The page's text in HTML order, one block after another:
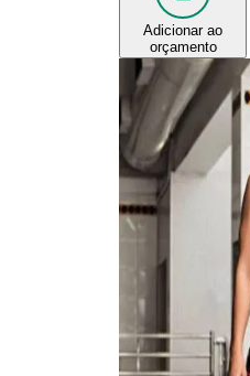
Adicionar ao
orçamento